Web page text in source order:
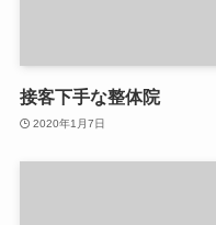
接客下手な整体院
2020年1月7日